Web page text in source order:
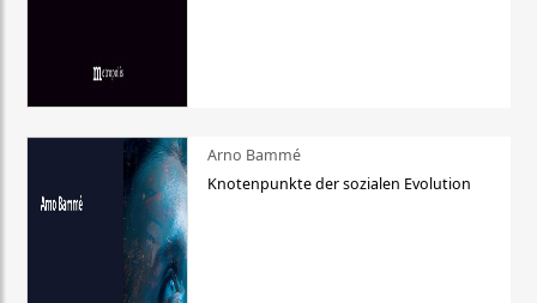
Arno Bammé
Knotenpunkte der sozialen Evolution